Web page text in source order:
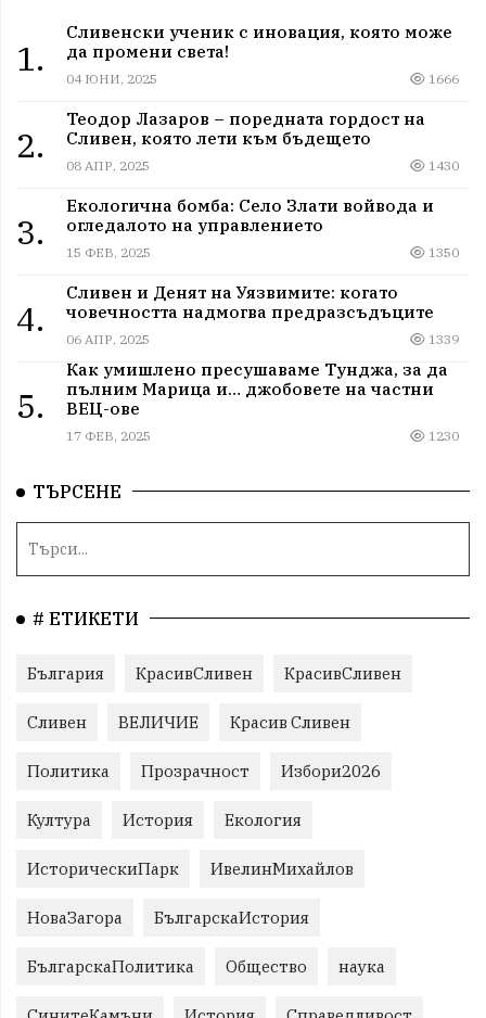
1.
Сливенски ученик с иновация, която може
да промени света!
04 ЮНИ, 2025 1666
2.
Теодор Лазаров – поредната гордост на
Сливен, която лети към бъдещето
08 АПР, 2025 1430
3.
Екологична бомба: Село Злати войвода и
огледалото на управлението
15 ФЕВ, 2025 1350
4.
Сливен и Денят на Уязвимите: когато
човечността надмогва предразсъдъците
06 АПР, 2025 1339
5.
Как умишлено пресушаваме Тунджа, за да
пълним Марица и… джобовете на частни
ВЕЦ-ове
17 ФЕВ, 2025 1230
ТЪРСЕНЕ
# ЕТИКЕТИ
България КрасивСливен КрасивСливен
Сливен ВЕЛИЧИЕ Красив Сливен
Политика Прозрачност Избори2026
Култура История Екология
ИсторическиПарк ИвелинМихайлов
НоваЗагора БългарскаИстория
БългарскаПолитика Общество наука